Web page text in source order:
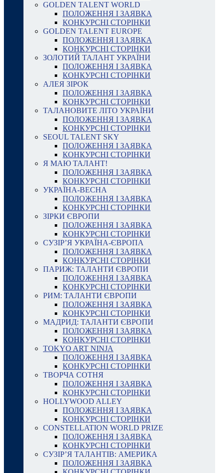
GOLDEN TALENT WORLD
ПОЛОЖЕННЯ І ЗАЯВКА
КОНКУРСНІ СТОРІНКИ
GOLDEN TALENT EUROPE
ПОЛОЖЕННЯ І ЗАЯВКА
КОНКУРСНІ СТОРІНКИ
ЗОЛОТИЙ ТАЛАНТ УКРАЇНИ
ПОЛОЖЕННЯ І ЗАЯВКА
КОНКУРСНІ СТОРІНКИ
АЛЕЯ ЗІРОК
ПОЛОЖЕННЯ І ЗАЯВКА
КОНКУРСНІ СТОРІНКИ
ТАЛАНОВИТЕ ЛІТО УКРАЇНИ
ПОЛОЖЕННЯ І ЗАЯВКА
КОНКУРСНІ СТОРІНКИ
SEOUL TALENT SKY
ПОЛОЖЕННЯ І ЗАЯВКА
КОНКУРСНІ СТОРІНКИ
Я МАЮ ТАЛАНТ!
ПОЛОЖЕННЯ І ЗАЯВКА
КОНКУРСНІ СТОРІНКИ
УКРАЇНА-ВЕСНА
ПОЛОЖЕННЯ І ЗАЯВКА
КОНКУРСНІ СТОРІНКИ
ЗІРКИ ЄВРОПИ
ПОЛОЖЕННЯ І ЗАЯВКА
КОНКУРСНІ СТОРІНКИ
СУЗІР’Я УКРАЇНА-ЄВРОПА
ПОЛОЖЕННЯ І ЗАЯВКА
КОНКУРСНІ СТОРІНКИ
ПАРИЖ: ТАЛАНТИ ЄВРОПИ
ПОЛОЖЕННЯ І ЗАЯВКА
КОНКУРСНІ СТОРІНКИ
РИМ: ТАЛАНТИ ЄВРОПИ
ПОЛОЖЕННЯ І ЗАЯВКА
КОНКУРСНІ СТОРІНКИ
МАДРИД: ТАЛАНТИ ЄВРОПИ
ПОЛОЖЕННЯ І ЗАЯВКА
КОНКУРСНІ СТОРІНКИ
TOKYO ART NINJA
ПОЛОЖЕННЯ І ЗАЯВКА
КОНКУРСНІ СТОРІНКИ
ТВОРЧА СОТНЯ
ПОЛОЖЕННЯ І ЗАЯВКА
КОНКУРСНІ СТОРІНКИ
HOLLYWOOD ALLEY
ПОЛОЖЕННЯ І ЗАЯВКА
КОНКУРСНІ СТОРІНКИ
CONSTELLATION WORLD PRIZE
ПОЛОЖЕННЯ І ЗАЯВКА
КОНКУРСНІ СТОРІНКИ
СУЗІР’Я ТАЛАНТІВ: АМЕРИКА
ПОЛОЖЕННЯ І ЗАЯВКА